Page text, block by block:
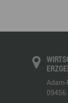
09456